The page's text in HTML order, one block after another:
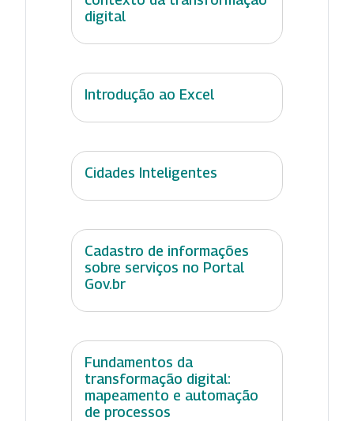
digital
Introdução ao Excel
Cidades Inteligentes
Cadastro de informações
sobre serviços no Portal
Gov.br
Fundamentos da
transformação digital:
mapeamento e automação
de processos